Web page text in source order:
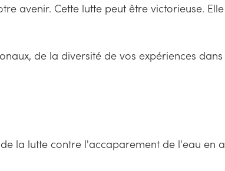
avenir. Cette lutte peut être victorieuse.
de la diversité de vos expériences
la lutte contre l'accaparement de l'eau en